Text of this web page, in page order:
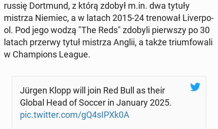
rus­się Do­rt­mund, z którą zdobył m.in. dwa tytuły
mistrza Niemiec, a w latach 2015-24 tre­no­wał Li­ver­po­
ol. Pod jego wodzą "The Reds" zdobyli pierw­szy po 30
latach przerwy tytuł mistrza Anglii, a także trium­fo­wa­li
w Cham­pions League.
Jürgen Klopp will join Red Bull as their
Global Head of Soccer in January 2025.
pic.twitter.com/gQ4sIPXk0A